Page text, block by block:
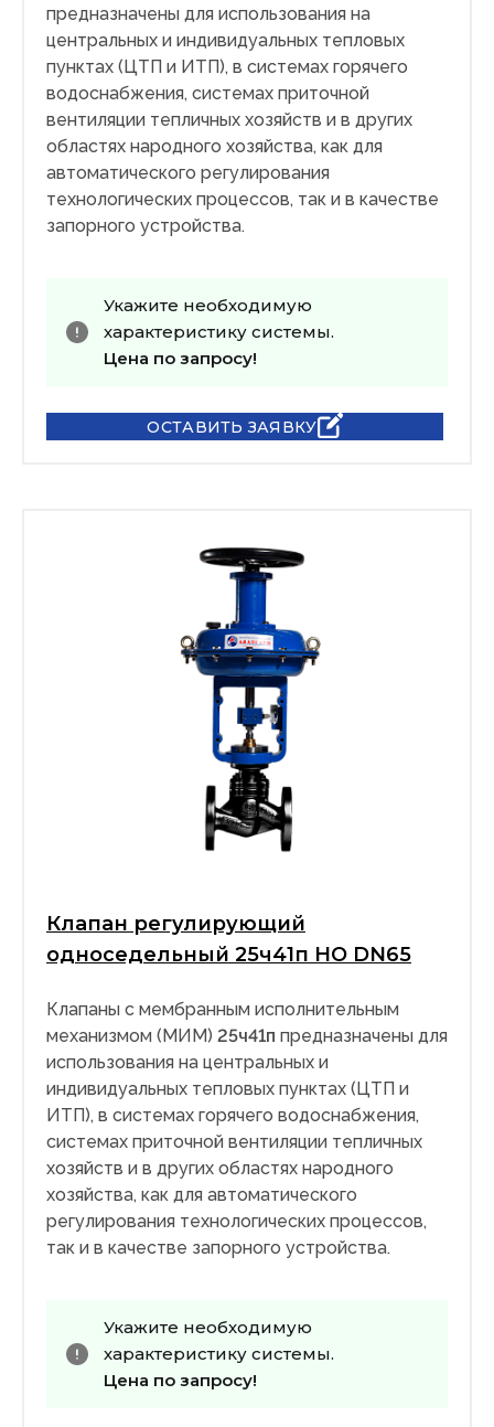
предназначены для использования на
центральных и индивидуальных тепловых
пунктах (ЦТП и ИТП), в системах горячего
водоснабжения, системах приточной
вентиляции тепличных хозяйств и в других
областях народного хозяйства, как для
автоматического регулирования
технологических процессов, так и в качестве
запорного устройства.
Укажите необходимую
характеристику системы.
Цена по запросу!
ОСТАВИТЬ ЗАЯВКУ
Клапан регулирующий
односедельный 25ч41п НО DN65
Клапаны с мембранным исполнительным
механизмом (МИМ) 25ч41п предназначены для
использования на центральных и
индивидуальных тепловых пунктах (ЦТП и
ИТП), в системах горячего водоснабжения,
системах приточной вентиляции тепличных
хозяйств и в других областях народного
хозяйства, как для автоматического
регулирования технологических процессов,
так и в качестве запорного устройства.
Укажите необходимую
характеристику системы.
Цена по запросу!